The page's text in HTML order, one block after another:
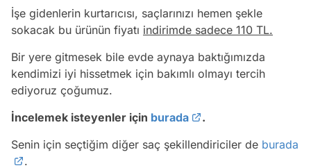
İşe gidenlerin kurtarıcısı, saçlarınızı hemen şekle
sokacak bu ürünün fiyatı indirimde sadece 110 TL.
Bir yere gitmesek bile evde aynaya baktığımızda
kendimizi iyi hissetmek için bakımlı olmayı tercih
ediyoruz çoğumuz.
İncelemek isteyenler için burada
.
Senin için seçtiğim diğer saç şekillendiriciler de burada
.